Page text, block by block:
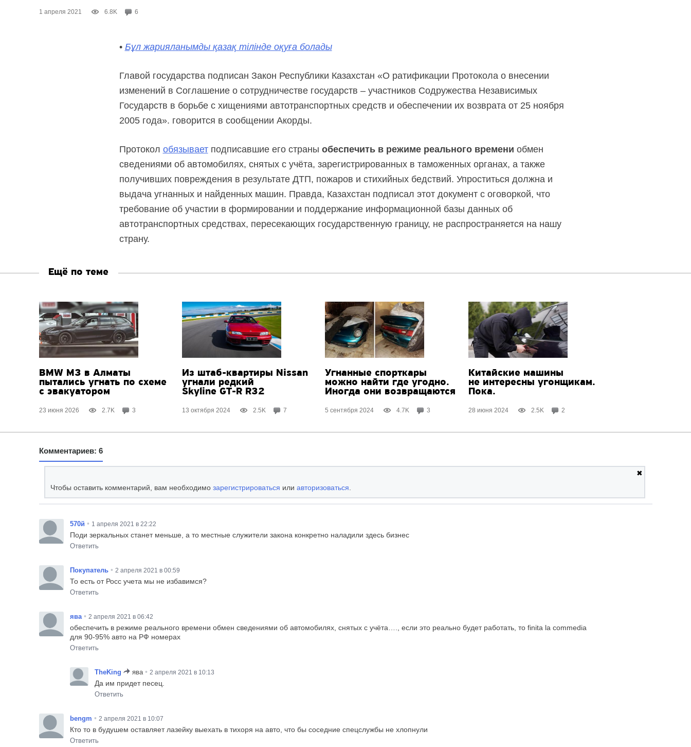
1 апреля 2021 6.8K 6
• Бұл жарияланымды қазақ тілінде оқуға болады
Главой государства подписан Закон Республики Казахстан «О ратификации Протокола о внесении
изменений в Соглашение о сотрудничестве государств – участников Содружества Независимых
Государств в борьбе с хищениями автотранспортных средств и обеспечении их возврата от 25 ноября
2005 года». говорится в сообщении Акорды.
Протокол обязываетподписавшие его страны обеспечить в режиме реального времени обмен
сведениями об автомобилях, снятых с учёта, зарегистрированных в таможенных органах, а также
получивших повреждения в результате ДТП, пожаров и стихийных бедствий. Упроститься должна и
выдача угнанных и найденных машин. Правда, Казахстан подписал этот документ с оговоркой, что
требование об участии в формировании и поддержание информационной базы данных об
автотранспортных средствах, пересекающих государственную границу, не распространяется на нашу
страну.
Ещё по теме
BMW M3 в Алматы
пытались угнать по схеме
с эвакуатором
23 июня 2026 2.7K 3
Из штаб-квартиры Nissan
угнали редкий
Skyline GT-R R32
13 октября 2024 2.5K 7
Угнанные спорткары
можно найти где угодно.
Иногда они возвращаются
5 сентября 2024 4.7K 3
Китайские машины
не интересны угонщикам.
Пока.
28 июня 2024 2.5K 2
Комментариев: 6
✖
Чтобы оставить комментарий, вам необходимо зарегистрироваться или авторизоваться.
570й • 1 апреля 2021 в 22:22
Поди зеркальных станет меньше, а то местные служители закона конкретно наладили здесь бизнес
Ответить
Покупатель • 2 апреля 2021 в 00:59
То есть от Росс учета мы не избавимся?
Ответить
ява • 2 апреля 2021 в 06:42
обеспечить в режиме реального времени обмен сведениями об автомобилях, снятых с учёта…., если это реально будет работать, то finita la commedia
для 90-95% авто на РФ номерах
Ответить
TheKing ява • 2 апреля 2021 в 10:13
Да им придет песец.
Ответить
bengm • 2 апреля 2021 в 10:07
Кто то в будушем оставляет лазейку выехать в тихоря на авто, что бы соседние спецслужбы не хлопнули
Ответить